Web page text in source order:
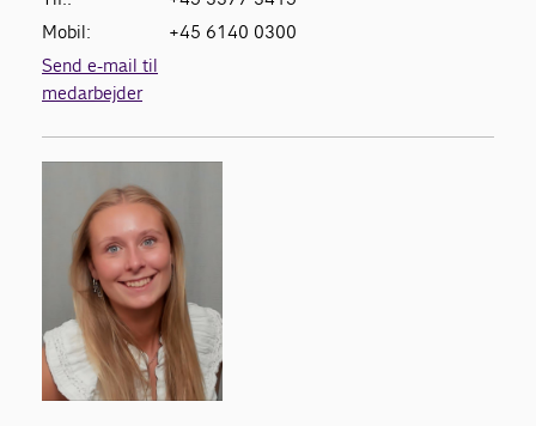
Mobil:
+45 6140 0300
Send e-mail til
medarbejder